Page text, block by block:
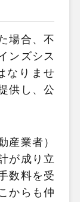
場合、不
ンズシス
なりませ
供し、公
産業者）
が成り立
数料を受
からも仲